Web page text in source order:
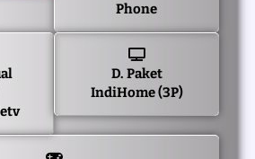
Phone
D. Paket
IndiHome (3P)